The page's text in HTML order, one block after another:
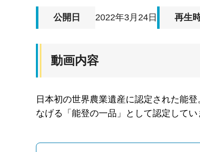
公開日 2022年3月24日 再生
動画内容
日本初の世界農業遺産に認定された能
なげる「能登の一品」として認定してい